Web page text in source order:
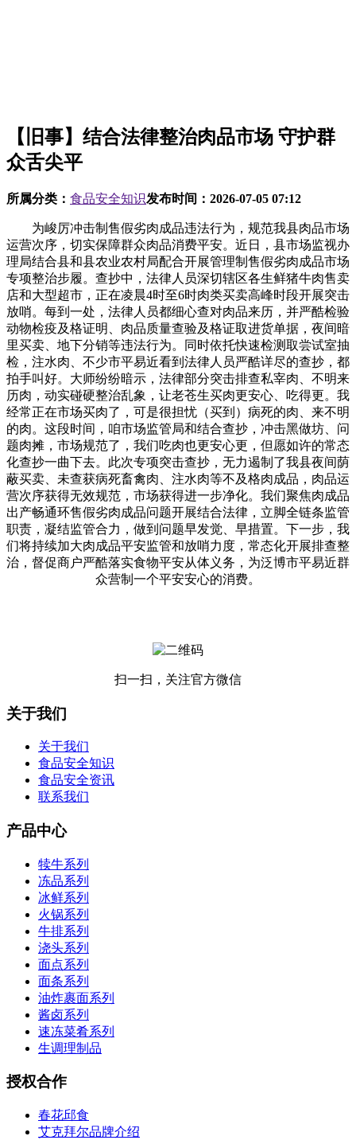
【旧事】结合法律整治肉品市场 守护群
众舌尖平
所属分类： 食品安全知识发布时间： 2026-07-05 07:12
为峻厉冲击制售假劣肉成品违法行为，规范我县肉品市场
运营次序，切实保障群众肉品消费平安。近日，县市场监视办
理局结合县和县农业农村局配合开展管理制售假劣肉成品市场
专项整治步履。查抄中，法律人员深切辖区各生鲜猪牛肉售卖
店和大型超市，正在凌晨4时至6时肉类买卖高峰时段开展突击
放哨。每到一处，法律人员都细心查对肉品来历，并严酷检验
动物检疫及格证明、肉品质量查验及格证取进货单据，夜间暗
里买卖、地下分销等违法行为。同时依托快速检测取尝试室抽
检，注水肉、不少市平易近看到法律人员严酷详尽的查抄，都
拍手叫好。大师纷纷暗示，法律部分突击排查私宰肉、不明来
历肉，动实碰硬整治乱象，让老苍生买肉更安心、吃得更。我
经常正在市场买肉了，可是很担忧（买到）病死的肉、来不明
的肉。这段时间，咱市场监管局和结合查抄，冲击黑做坊、问
题肉摊，市场规范了，我们吃肉也更安心更，但愿如许的常态
化查抄一曲下去。此次专项突击查抄，无力遏制了我县夜间荫
蔽买卖、未查获病死畜禽肉、注水肉等不及格肉成品，肉品运
营次序获得无效规范，市场获得进一步净化。我们聚焦肉成品
出产畅通环售假劣肉成品问题开展结合法律，立脚全链条监管
职责，凝结监管合力，做到问题早发觉、早措置。下一步，我
们将持续加大肉成品平安监管和放哨力度，常态化开展排查整
治，督促商户严酷落实食物平安从体义务，为泛博市平易近群
众营制一个平安安心的消费。
扫一扫，关注官方微信
关于我们
关于我们
食品安全知识
食品安全资讯
联系我们
产品中心
犊牛系列
冻品系列
冰鲜系列
火锅系列
牛排系列
浇头系列
面点系列
面条系列
油炸裹面系列
酱卤系列
速冻菜肴系列
生调理制品
授权合作
春花邱食
艾克拜尔品牌介绍